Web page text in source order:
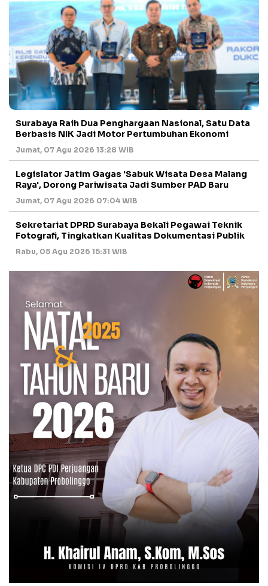
Surabaya Raih Dua Penghargaan Nasional, Satu Data
Berbasis NIK Jadi Motor Pertumbuhan Ekonomi
Jumat, 07 Agu 2026 13:28 WIB
Legislator Jatim Gagas 'Sabuk Wisata Desa Malang
Raya', Dorong Pariwisata Jadi Sumber PAD Baru
Jumat, 07 Agu 2026 07:04 WIB
Sekretariat DPRD Surabaya Bekali Pegawai Teknik
Fotografi, Tingkatkan Kualitas Dokumentasi Publik
Rabu, 05 Agu 2026 15:31 WIB